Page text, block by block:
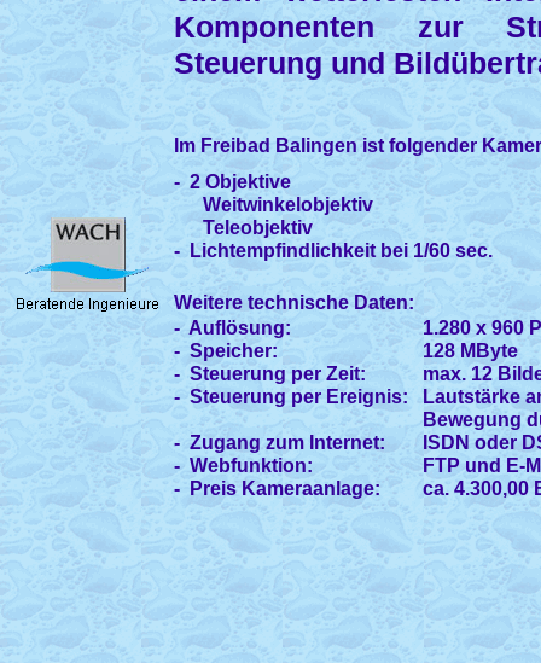
Komponenten zur
Steuerung und
Im Freibad Balingen ist folgender
- 2 Objektive
Weitwinkelobjektiv
Teleobjektiv
- Lichtempfindlichkeit bei 1/60 sec.
Weitere technische Daten:
- Auflösung:
- Speicher:
- Steuerung per Zeit:
- Steuerung per Ereignis:
- Zugang zum Internet:
- Webfunktion:
- Preis Kameraanlage:
1.280 x 960
128 MByte
max. 12
Lautstärke
Bewegung
ISDN oder
FTP und E-
ca. 4.300,00